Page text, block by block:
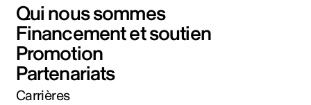
Qui nous sommes
Financement et soutien
Promotion
Partenariats
Carrières